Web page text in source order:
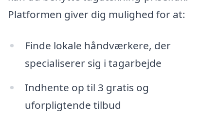
Platformen giver dig mulighed for at:
Finde lokale håndværkere, der
specialiserer sig i tagarbejde
Indhente op til 3 gratis og
uforpligtende tilbud